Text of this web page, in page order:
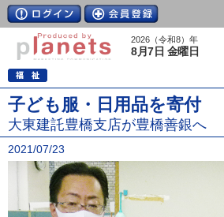
2026（令和8）年
8月7日 金曜日
子ども服・日用品を寄付
大東建託豊橋支店が豊橋善銀へ
2021/07/23